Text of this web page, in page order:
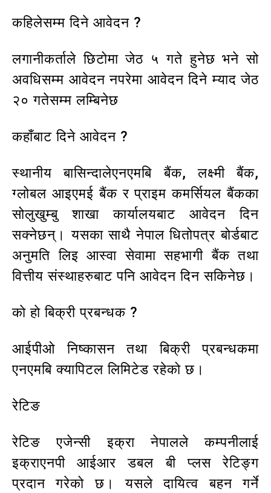
कहिलेसम्म दिने आवेदन ?
लगानीकर्ताले छिटोमा जेठ ५ गते हुनेछ भने सो
अवधिसम्म आवेदन नपरेमा आवेदन दिने म्याद जेठ
२० गतेसम्म लम्बिनेछ
कहाँबाट दिने आवेदन ?
स्थानीय बासिन्दालेएनएमबि बैंक, लक्ष्मी बैंक,
ग्लोबल आइएमई बैंक र प्राइम कमर्सियल बैंकका
सोलुखुम्बु शाखा कार्यालयबाट आवेदन दिन
सक्नेछन्। यसका साथै नेपाल धितोपत्र बोर्डबाट
अनुमति लिइ आस्वा सेवामा सहभागी बैंक तथा
वित्तीय संस्थाहरुबाट पनि आवेदन दिन सकिनेछ।
काे हाे बिक्री प्रबन्धक ?
आईपीओ निष्कासन तथा बिक्री प्रबन्धकमा
एनएमबि क्यापिटल लिमिटेड रहेको छ।
रेटिङ
रेटिङ एजेन्सी इक्रा नेपालले कम्पनीलाई
इक्राएनपी आईआर डबल बी प्लस रेटिङ्ग
प्रदान गरेको छ। यसले दायित्व बहन गर्ने